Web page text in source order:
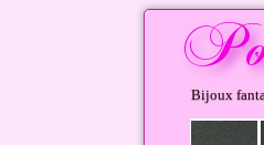
Bijoux